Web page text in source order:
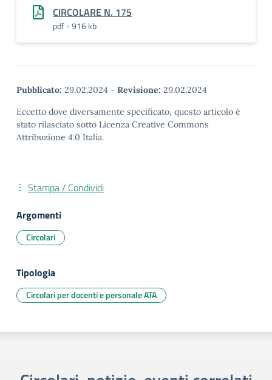
CIRCOLARE N. 175
pdf - 916 kb
Pubblicato: 29.02.2024 - Revisione: 29.02.2024
Eccetto dove diversamente specificato, questo articolo è
stato rilasciato sotto Licenza Creative Commons
Attribuzione 4.0 Italia.
Stampa / Condividi
Argomenti
Circolari
Tipologia
Circolari per docenti e personale ATA